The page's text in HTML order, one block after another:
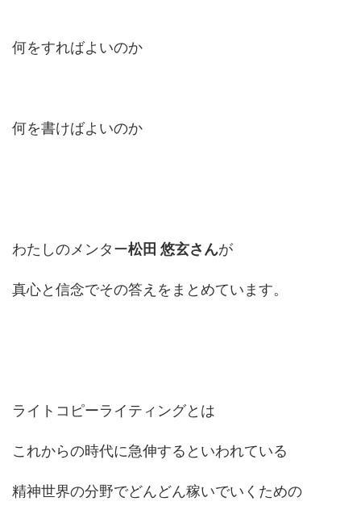
何をすればよいのか
何を書けばよいのか
わたしのメンター松田 悠玄さんが
真心と信念でその答えをまとめています。
ライトコピーライティングとは
これからの時代に急伸するといわれている
精神世界の分野でどんどん稼いでいくための